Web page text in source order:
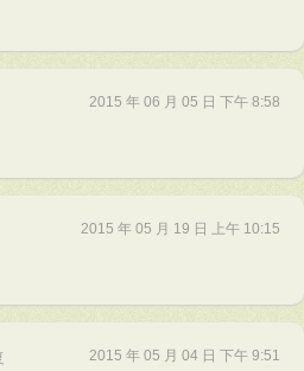
2015 年 06 月 05 日 下午 8:58
2015 年 05 月 19 日 上午 10:15
2015 年 05 月 04 日 下午 9:51